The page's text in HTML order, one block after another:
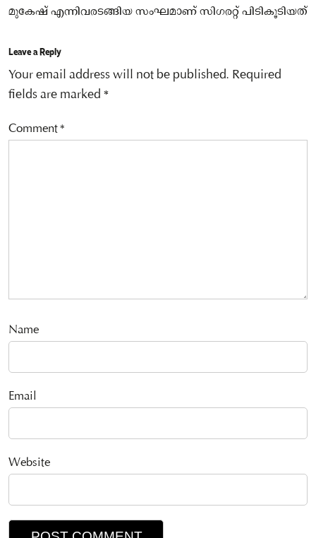
മുകേഷ് എന്നിവരടങ്ങിയ സംഘമാണ് സിഗരറ്റ് പിടികൂടിയത്
Leave a Reply
Your email address will not be published. Required
fields are marked *
Comment*
Name
Email
Website